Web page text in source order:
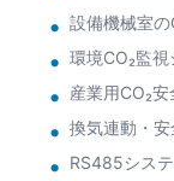
設備機械室の
環境CO₂監視
産業用CO₂安
換気連動・
RS485シス